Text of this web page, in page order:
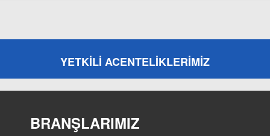
YETKİLİ ACENTELİKLERİMİZ
BRANŞLARIMIZ